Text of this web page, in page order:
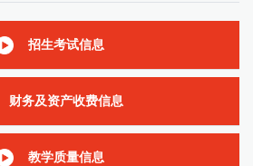
招生考试信息
财务及资产收费信息
教学质量信息